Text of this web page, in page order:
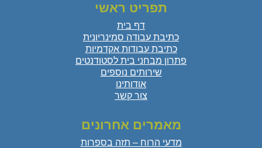
תפריט ראשי
דף בית
כתיבת עבודה סמינריונית
כתיבת עבודות אקדמיות
פתרון מבחני בית לסטודנטים
שירותים נוספים
אודותינו
צור קשר
מאמרים אחרונים
מדעי הרוח – תזה בספרות